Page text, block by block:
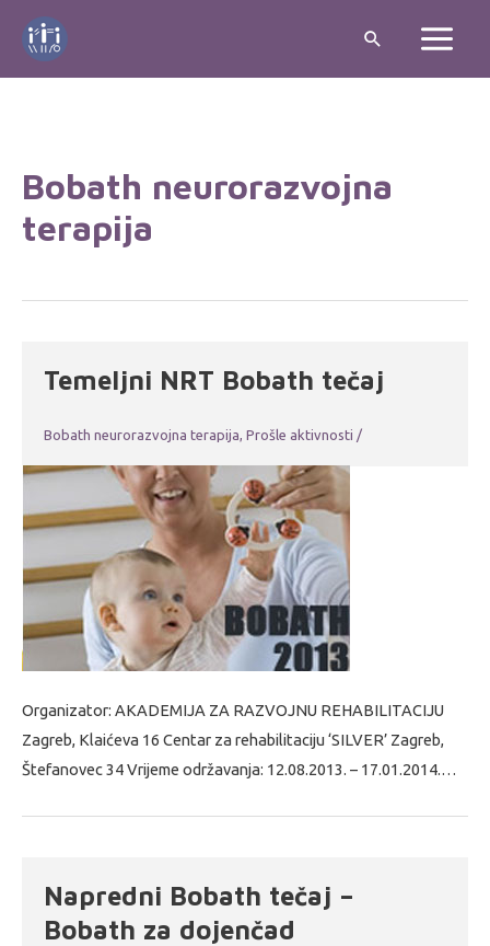
Search
Main
Bobath neurorazvojna
terapija
Temeljni NRT Bobath tečaj
Bobath neurorazvojna terapija Prošle aktivnosti /
Organizator: AKADEMIJA ZA RAZVOJNU REHABILITACIJU
Zagreb, Klaićeva 16 Centar za rehabilitaciju ‘SILVER’ Zagreb,
Štefanovec 34 Vrijeme održavanja: 12.08.2013. – 17.01.2014.…
Napredni Bobath tečaj –
Bobath za dojenčad